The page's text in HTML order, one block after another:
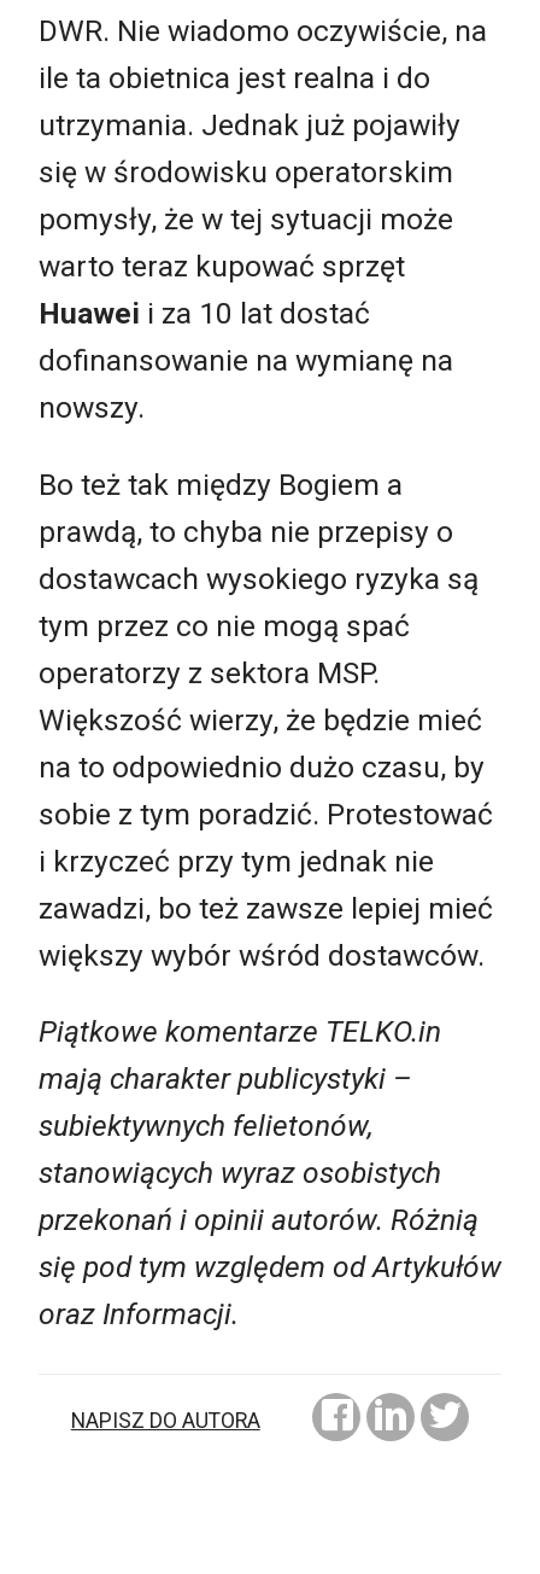
DWR. Nie wiadomo oczywiście, na
ile ta obietnica jest realna i do
utrzymania. Jednak już pojawiły
się w środowisku operatorskim
pomysły, że w tej sytuacji może
warto teraz kupować sprzęt
Huawei i za 10 lat dostać
dofinansowanie na wymianę na
nowszy.
Bo też tak między Bogiem a
prawdą, to chyba nie przepisy o
dostawcach wysokiego ryzyka są
tym przez co nie mogą spać
operatorzy z sektora MSP.
Większość wierzy, że będzie mieć
na to odpowiednio dużo czasu, by
sobie z tym poradzić. Protestować
i krzyczeć przy tym jednak nie
zawadzi, bo też zawsze lepiej mieć
większy wybór wśród dostawców.
Piątkowe komentarze TELKO.in
mają charakter publicystyki –
subiektywnych felietonów,
stanowiących wyraz osobistych
przekonań i opinii autorów. Różnią
się pod tym względem od Artykułów
oraz Informacji.
NAPISZ DO AUTORA